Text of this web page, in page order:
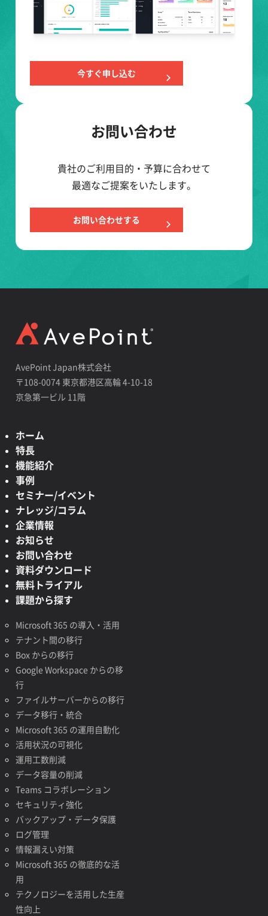
今すぐ申し込む
お問い合わせ
貴社のご利用目的・予算に合わせて
最適なご提案をいたします。
お問い合わせする
AvePoint Japan株式会社
〒108-0074 東京都港区高輪 4-10-18
京急第一ビル 11階
ホーム
特長
機能紹介
事例
セミナー/イベント
ナレッジ/コラム
企業情報
お知らせ
お問い合わせ
資料ダウンロード
無料トライアル
課題から探す
Microsoft 365 の導入・活用
テナント間の移行
Box からの移行
Google Workspace からの移
行
ファイルサーバーからの移行
データ移行・統合
Microsoft 365 の運用自動化
活用状況の可視化
運用工数削減
データ容量の削減
Teams コラボレーション
セキュリティ強化
バックアップ・データ保護
ログ管理
情報漏えい対策
Microsoft 365 の徹底的な活
用
テクノロジーを活用した生産
性向上